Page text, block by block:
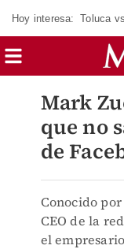
Hoy interesa: Toluca
Mark
que no
de
Conocido
CEO de la
el